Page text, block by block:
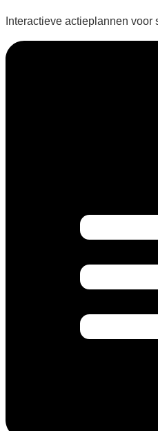
Interactieve actieplannen voor